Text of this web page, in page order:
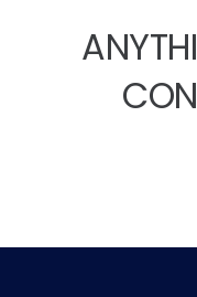
ANYTHI
CON